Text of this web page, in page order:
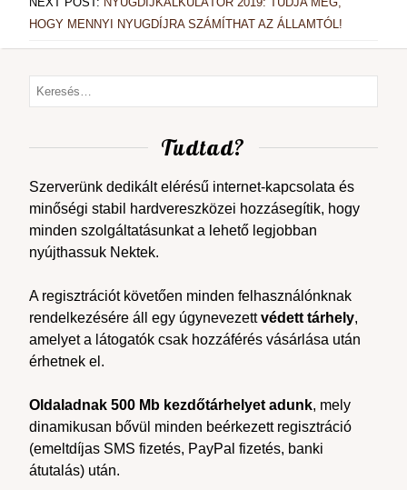
HOGY MENNYI NYUGDÍJRA SZÁMÍTHAT AZ ÁLLAMTÓL!
Tudtad?
Szerverünk dedikált elérésű internet-kapcsolata és
minőségi stabil hardvereszközei hozzásegítik, hogy
minden szolgáltatásunkat a lehető legjobban
nyújthassuk Nektek.
A regisztrációt követően minden felhasználónknak
rendelkezésére áll egy úgynevezettvédett tárhely,
amelyet a látogatók csak hozzáférés vásárlása után
érhetnek el.
Oldaladnak 500 Mb kezdőtárhelyet adunk, mely
dinamikusan bővül minden beérkezett regisztráció
(emeltdíjas SMS fizetés, PayPal fizetés, banki
átutalás) után.